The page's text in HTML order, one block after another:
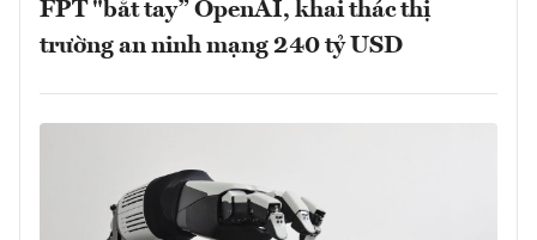
FPT "bắt tay” OpenAI, khai thác thị
trường an ninh mạng 240 tỷ USD